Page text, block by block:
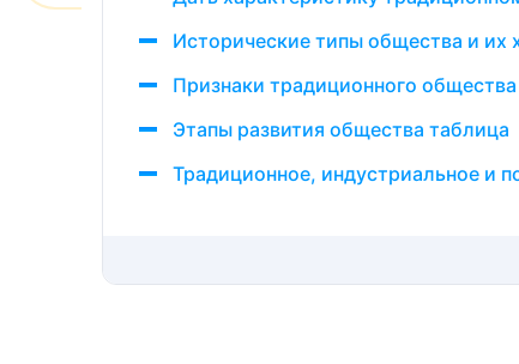
Исторические типы общества и их
Признаки традиционного
Этапы развития общества таблица
Традиционное, индустриальное и